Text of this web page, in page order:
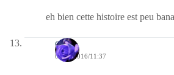
eh bien cette histoire est peu
covix
08/01/2016/11:37